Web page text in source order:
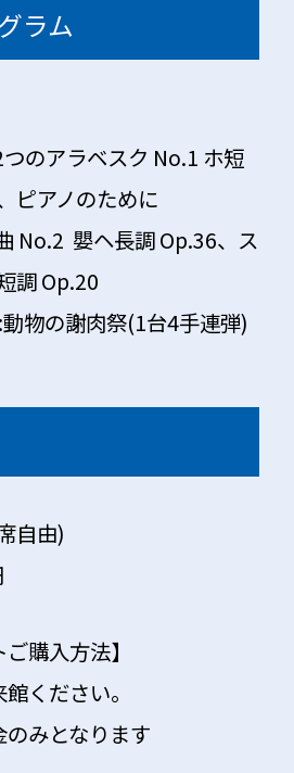
ラム
のアラベスク No.1 ホ短
ピアノのために
No.2 嬰ヘ長調 Op.36、ス
調 Op.20
物の謝肉祭(1台4手連弾)
自由)
購入方法】
ください。
のみとなります